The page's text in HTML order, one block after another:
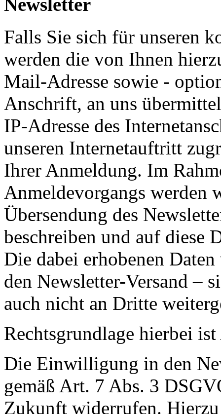
Falls Sie sich für unseren
werden die von Ihnen
Mail-Adresse sowie -
Anschrift, an uns
IP-Adresse des
unseren Internetauftritt
Ihrer Anmeldung. Im
Anmeldevorgangs
Übersendung des
beschreiben und auf diese
Die dabei erhobenen
den Newsletter-Versand –
auch nicht an Dritte
Rechtsgrundlage hierbei
Die Einwilligung in den
gemäß Art. 7 Abs. 3
Zukunft widerrufen.